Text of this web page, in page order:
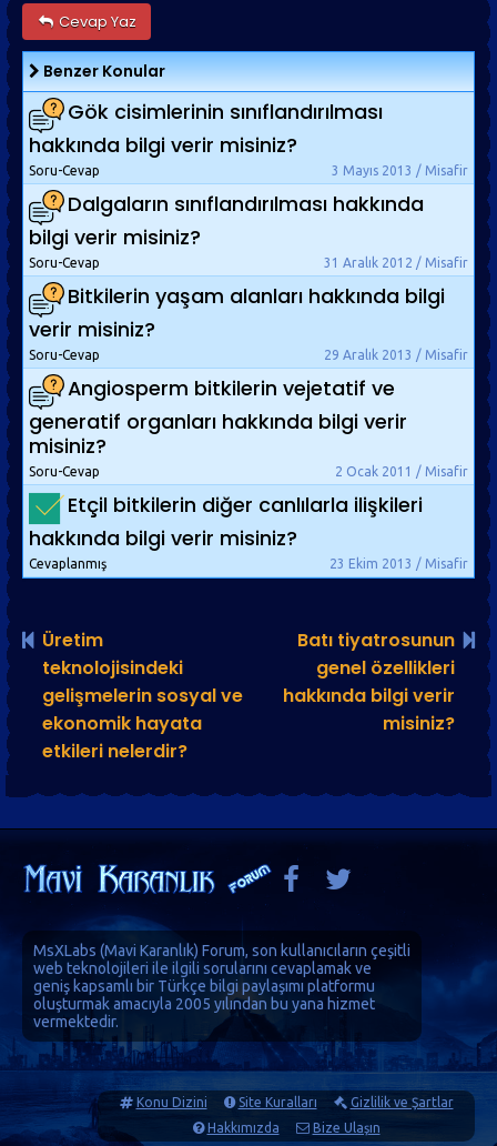
Cevap Yaz
Benzer Konular
Gök cisimlerinin sınıflandırılması
hakkında bilgi verir misiniz?
3 Mayıs 2013 / Misafir
Soru-Cevap
Dalgaların sınıflandırılması hakkında
bilgi verir misiniz?
31 Aralık 2012 / Misafir
Soru-Cevap
Bitkilerin yaşam alanları hakkında bilgi
verir misiniz?
29 Aralık 2013 / Misafir
Soru-Cevap
Angiosperm bitkilerin vejetatif ve
generatif organları hakkında bilgi verir
misiniz?
2 Ocak 2011 / Misafir
Soru-Cevap
Etçil bitkilerin diğer canlılarla ilişkileri
hakkında bilgi verir misiniz?
23 Ekim 2013 / Misafir
Cevaplanmış
Üretim
teknolojisindeki
gelişmelerin sosyal ve
ekonomik hayata
etkileri nelerdir?
Batı tiyatrosunun
genel özellikleri
hakkında bilgi verir
misiniz?
MsXLabs (Mavi Karanlık) Forum, son kullanıcıların çeşitli
web teknolojileri ile ilgili sorularını cevaplamak ve
geniş kapsamlı bir Türkçe bilgi paylaşımı platformu
oluşturmak amacıyla 2005 yılından bu yana hizmet
vermektedir.
Konu Dizini Site Kuralları
Gizlilik ve Şartlar
Hakkımızda
Bize Ulaşın